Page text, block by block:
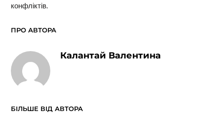
конфліктів.
ПРО АВТОРА
Калантай Валентина
БІЛЬШЕ ВІД АВТОРА